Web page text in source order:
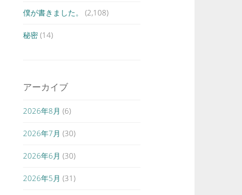
僕が書きました。 (2,108)
秘密 (14)
アーカイブ
2026年8月 (6)
2026年7月 (30)
2026年6月 (30)
2026年5月 (31)